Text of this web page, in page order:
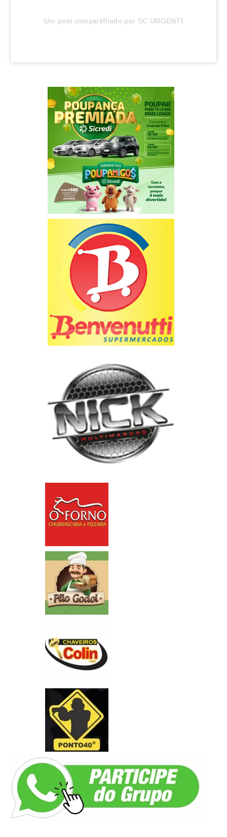
Um post compartilhado por SC URGENTE